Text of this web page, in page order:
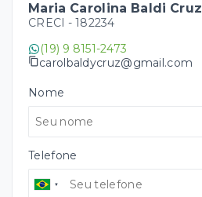
Maria Carolina Baldi Cruz
CRECI - 182234
(19) 9 8151-2473
carolbaldycruz@gmail.com
Nome
Telefone